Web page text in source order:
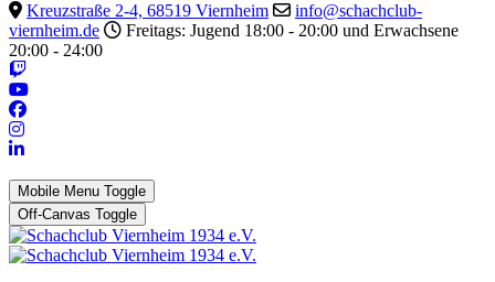
Kreuzstraße 2-4, 68519 Viernheim
info@schachclub-
viernheim.de
Freitags: Jugend 18:00 - 20:00 und Erwachsene
20:00 - 24:00
Mobile Menu Toggle
Off-Canvas Toggle